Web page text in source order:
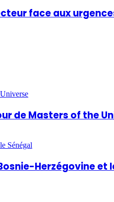
face aux
de Masters of the
Herzégovine et